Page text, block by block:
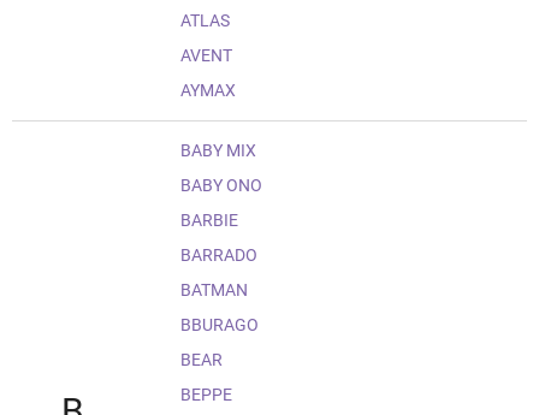
ATLAS
AVENT
AYMAX
BABY MIX
BABY ONO
BARBIE
BARRADO
BATMAN
BBURAGO
BEAR
BEPPE